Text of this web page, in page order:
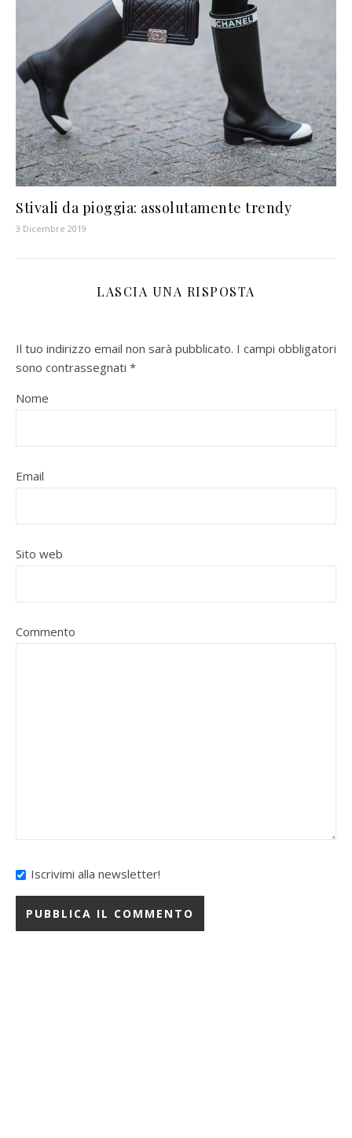
Stivali da pioggia: assolutamente trendy
3 Dicembre 2019
LASCIA UNA RISPOSTA
Il tuo indirizzo email non sarà pubblicato. I campi obbligatori
sono contrassegnati *
Nome
Email
Sito web
Commento
Iscrivimi alla newsletter!